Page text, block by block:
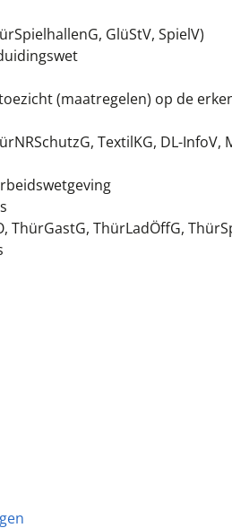
GlüStV, SpielV)
(maatregelen) op de
TextilKG, DL-InfoV,
ThürLadÖffG,